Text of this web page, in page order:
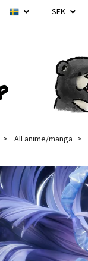
SEK
All anime/manga